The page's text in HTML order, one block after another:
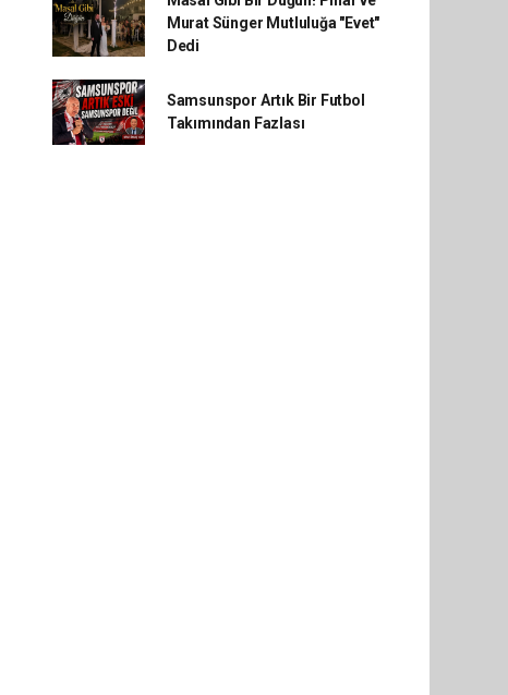
Murat Sünger Mutluluğa "Evet"
Dedi
Samsunspor Artık Bir Futbol
Takımından Fazlası